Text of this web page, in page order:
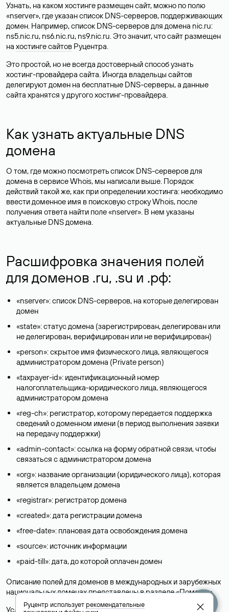
Узнать, на каком хостинге размещен сайт, можно по полю
«nserver», где указан список DNS-серверов, поддерживающих
домен. Например, список DNS-серверов для домена nic.ru:
ns5.nic.ru, ns6.nic.ru, ns9.nic.ru. Это значит, что сайт размещен
на хостинге сайтов Руцентра.
Это простой, но не всегда достоверный способ узнать
хостинг-провайдера сайта. Иногда владельцы сайтов
делегируют домен на бесплатные DNS-серверы, а данные
сайта хранятся у другого хостинг-провайдера.
Как узнать актуальные DNS
домена
О том, где можно посмотреть список DNS-серверов для
домена в сервисе Whois, мы написали выше. Порядок
действий такой же, как при определении хостинга: необходимо
ввести доменное имя в поисковую строку Whois, после
получения ответа найти поле «nserver». В нем указаны
актуальные DNS домена.
Расшифровка значения полей
для доменов .ru, .su и .рф:
«nserver»: список DNS-серверов, на которые делегирован
домен
«state»: статус домена (зарегистрирован, делегирован или
не делегирован, верифицирован или не верифицирован)
«person»: скрытое имя физического лица, являющегося
администратором домена (Privatе person)
«taxpayer-id»: идентификационный номер
налогоплательщика-юридического лица, являющегося
администратором домена
«reg-ch»: регистратор, которому передается поддержка
сведений о доменном имени (в период выполнения заявки
на передачу поддержки)
«admin-contact»: ссылка на форму обратной связи, чтобы
связаться с администратором домена
«org»: название организации (юридического лица), которая
является владельцем домена
«registrar»: регистратор домена
«created»: дата регистрации домена
«free-date»: плановая дата освобождения домена
«source»: источник информации
«paid-till»: дата, до которой оплачен домен
Описание полей для доменов в международных и зарубежных
национальных доменах представлены в разделе «Помощь».
Условия использования Whois-сервиса
Руцентр используетрекомендательные